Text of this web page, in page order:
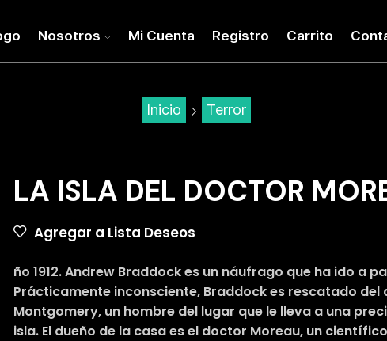
Nosotros Mi Cuenta Registro Carrito
Inicio Terror
LA ISLA DEL DOCTOR
Agregar a Lista Deseos
ño 1912. Andrew Braddock es un náufrago que ha ido a
Prácticamente inconsciente, Braddock es rescatado
Montgomery, un hombre del lugar que le lleva a una
isla. El dueño de la casa es el doctor Moreau, un